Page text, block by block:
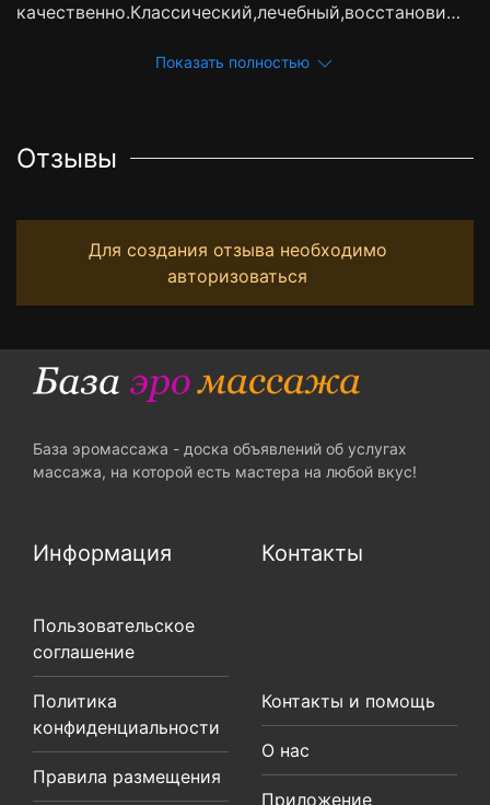
качественно.Классический,лечебный,восстанови…
Показать полностью
Отзывы
Для создания отзыва необходимо
авторизоваться
База эромассажа - доска объявлений об услугах
массажа, на которой есть мастера на любой вкус!
Информация
Пользовательское
соглашение
Политика
конфиденциальности
Правила размещения
Контакты
Контакты и помощь
О нас
Приложение